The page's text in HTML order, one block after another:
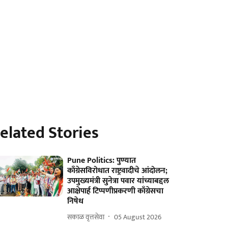
Stories
Pune Politics: पुण्यात
काँग्रेसविरोधात राष्ट्रवादीचे आंदोलन;
उपमुख्यमंत्री सुनेत्रा पवार यांच्याबद्दल
आक्षेपार्ह टिप्पणीप्रकरणी काँग्रेसचा
निषेध
सकाळ वृत्तसेवा 05 August 2026